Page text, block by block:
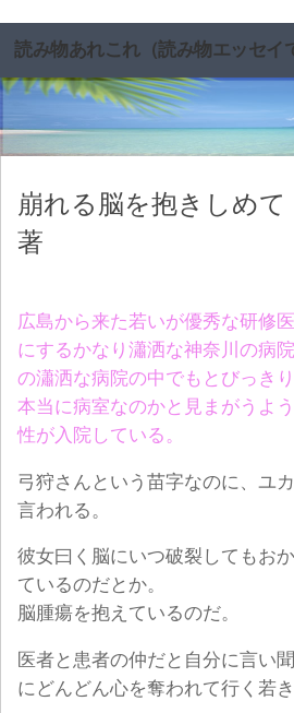
読み物あれこれ（読み物エッセイ
崩れる脳を抱きしめて
著
広島から来た若いが優秀な研修
にするかなり瀟洒な神奈川の病
の瀟洒な病院の中でもとびっき
本当に病室なのかと見まがうよ
性が入院している。
弓狩さんという苗字なのに、ユ
言われる。
彼女曰く脳にいつ破裂してもお
ているのだとか。
脳腫瘍を抱えているのだ。
医者と患者の仲だと自分に言い
にどんどん心を奪われて行く若き